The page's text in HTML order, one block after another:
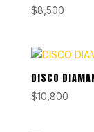
$8,500
DISCO
$10,800